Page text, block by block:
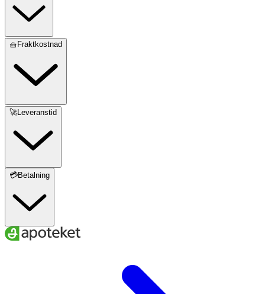
🧺Fraktkostnad
🚀Leveranstid
💳Betalning